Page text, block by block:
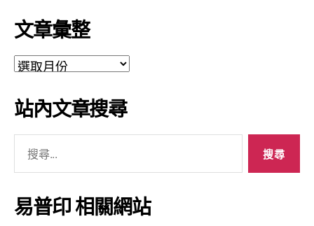
文章彙整
文
彙
整
站內文章搜尋
關
鍵
字:
易普印 相關網站